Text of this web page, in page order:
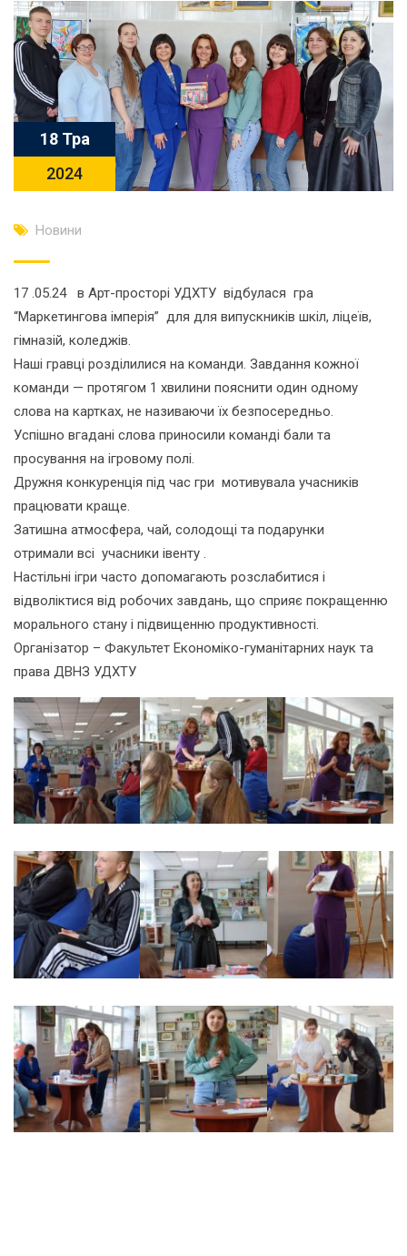
18 Тра
2024
Новини
17 .05.24 в Арт-просторі УДХТУ відбулася гра
“Маркетингова імперія” для для випускників шкіл, ліцеїв,
гімназій, коледжів.
Наші гравці розділилися на команди. Завдання кожної
команди — протягом 1 хвилини пояснити один одному
слова на картках, не називаючи їх безпосередньо.
Успішно вгадані слова приносили команді бали та
просування на ігровому полі.
Дружня конкуренція під час гри мотивувала учасників
працювати краще.
Затишна атмосфера, чай, солодощі та подарунки
отримали всі учасники івенту .
Настільні ігри часто допомагають розслабитися і
відволіктися від робочих завдань, що сприяє покращенню
морального стану і підвищенню продуктивності.
Організатор – Факультет Економіко-гуманітарних наук та
права ДВНЗ УДХТУ